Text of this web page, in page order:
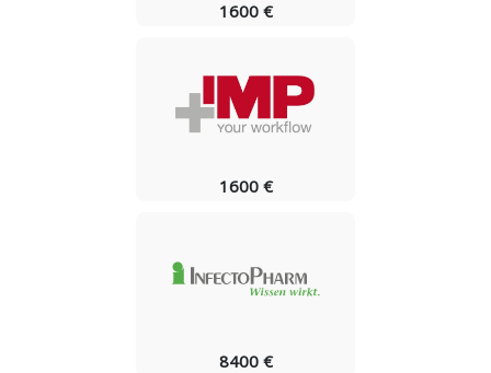
1600 €
1600 €
8400 €